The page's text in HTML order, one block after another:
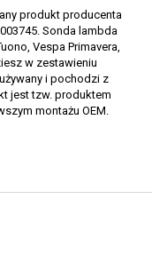
produkt producenta
Sonda lambda
Vespa Primavera,
w zestawieniu
i pochodzi z
jest tzw. produktem
montażu OEM.